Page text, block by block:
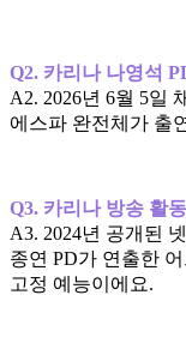
Q2. 카리나 나영석
A2. 2026년 6월 5일
에스파 완전체가 출
Q3. 카리나 방송 활
A3. 2024년 공개된
종연 PD가 연출한
고정 예능이에요.